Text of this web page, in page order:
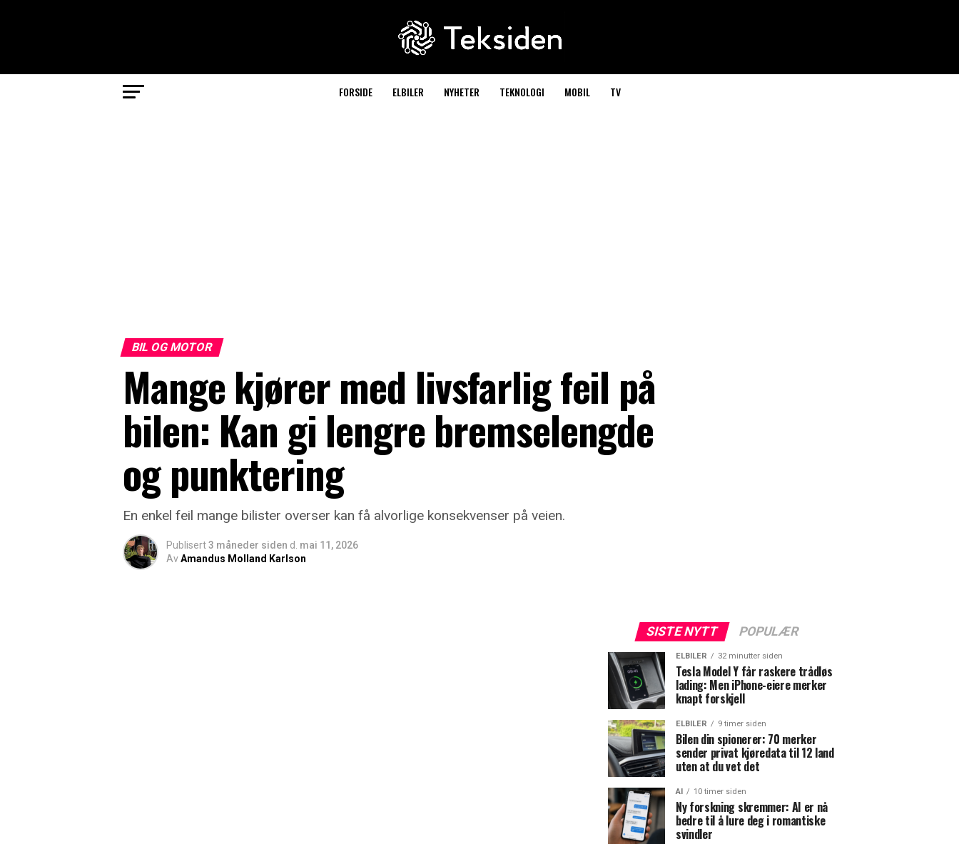
FORSIDE ELBILER NYHETER TEKNOLOGI MOBIL TV
BIL OG MOTOR
Mange kjører med livsfarlig feil på
bilen: Kan gi lengre bremselengde
og punktering
En enkel feil mange bilister overser kan få alvorlige konsekvenser på veien.
Publisert3 måneder siden d. mai 11, 2026
AvAmandus Molland Karlson
SISTE NYTT POPULÆR
ELBILER 32 minutter siden
Tesla Model Y får raskere trådløs
lading: Men iPhone-eiere merker
knapt forskjell
ELBILER 9 timer siden
Bilen din spionerer: 70 merker
sender privat kjøredata til 12 land
uten at du vet det
AI 10 timer siden
Ny forskning skremmer: AI er nå
bedre til å lure deg i romantiske
svindler